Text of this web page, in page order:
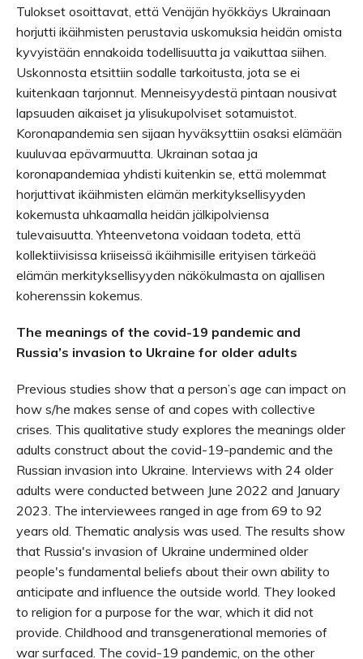
Tulokset osoittavat, että Venäjän hyökkäys Ukrainaan
horjutti ikäihmisten perustavia uskomuksia heidän omista
kyvyistään ennakoida todellisuutta ja vaikuttaa siihen.
Uskonnosta etsittiin sodalle tarkoitusta, jota se ei
kuitenkaan tarjonnut. Menneisyydestä pintaan nousivat
lapsuuden aikaiset ja ylisukupolviset sotamuistot.
Koronapandemia sen sijaan hyväksyttiin osaksi elämään
kuuluvaa epävarmuutta. Ukrainan sotaa ja
koronapandemiaa yhdisti kuitenkin se, että molemmat
horjuttivat ikäihmisten elämän merkityksellisyyden
kokemusta uhkaamalla heidän jälkipolviensa
tulevaisuutta. Yhteenvetona voidaan todeta, että
kollektiivisissa kriiseissä ikäihmisille erityisen tärkeää
elämän merkityksellisyyden näkökulmasta on ajallisen
koherenssin kokemus.
The meanings of the covid-19 pandemic and
Russia’s invasion to Ukraine for older adults
Previous studies show that a person’s age can impact on
how s/he makes sense of and copes with collective
crises. This qualitative study explores the meanings older
adults construct about the covid-19-pandemic and the
Russian invasion into Ukraine. Interviews with 24 older
adults were conducted between June 2022 and January
2023. The interviewees ranged in age from 69 to 92
years old. Thematic analysis was used. The results show
that Russia's invasion of Ukraine undermined older
people's fundamental beliefs about their own ability to
anticipate and influence the outside world. They looked
to religion for a purpose for the war, which it did not
provide. Childhood and transgenerational memories of
war surfaced. The covid-19 pandemic, on the other